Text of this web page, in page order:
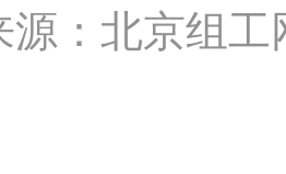
源：北京